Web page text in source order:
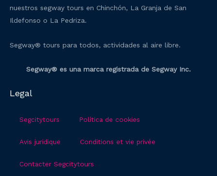
nuestros segway tours en Chinchón, La Granja de San
Ildefonso o La Pedriza.
Segway® tours para todos, actividades al aire libre.
Segway® es una marca registrada de Segway Inc.
Legal
Segcitytours Política de cookies
Avis juridique Conditions et vie privée
Contacter Segcitytours